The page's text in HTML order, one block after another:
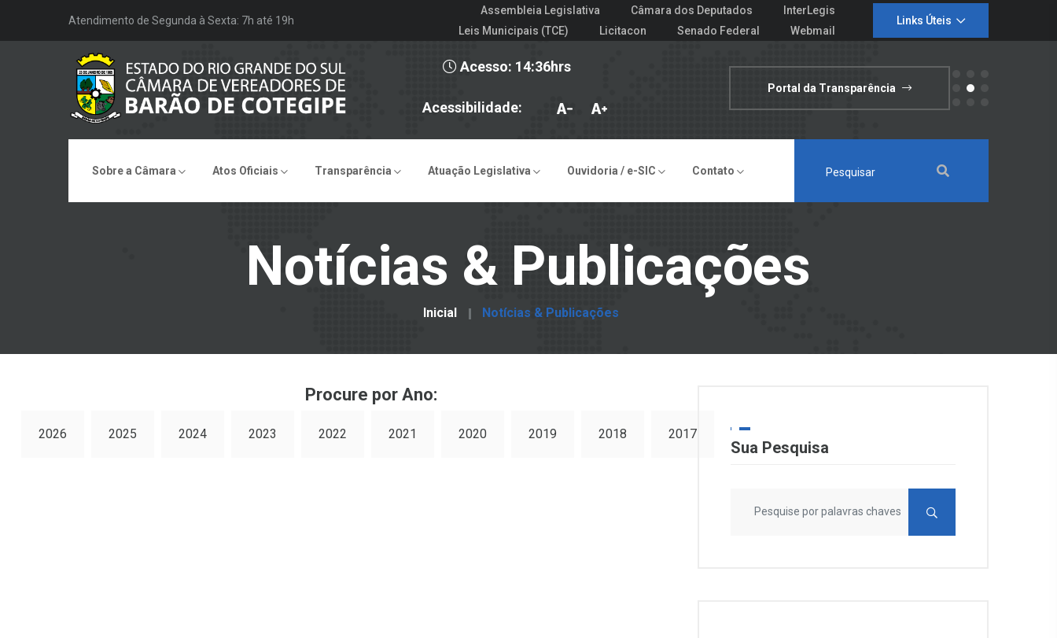
Atendimento de Segunda à Sexta: 7h até 19h
Assembleia Legislativa Câmara dos Deputados
InterLegis
Leis Municipais (TCE)
Licitacon Senado Federal Webmail
Links Úteis
Acesso: 14:36hrs
Acessibilidade:
Portal da Transparência
Sobre a Câmara Atos Oficiais Transparência Atuação Legislativa Ouvidoria / e-SIC Contato
Notícias & Publicações
Inicial Notícias & Publicações
Procure por Ano:
2026 2025 2024 2023 2022 2021 2020 2019 2018 2017
Sua Pesquisa